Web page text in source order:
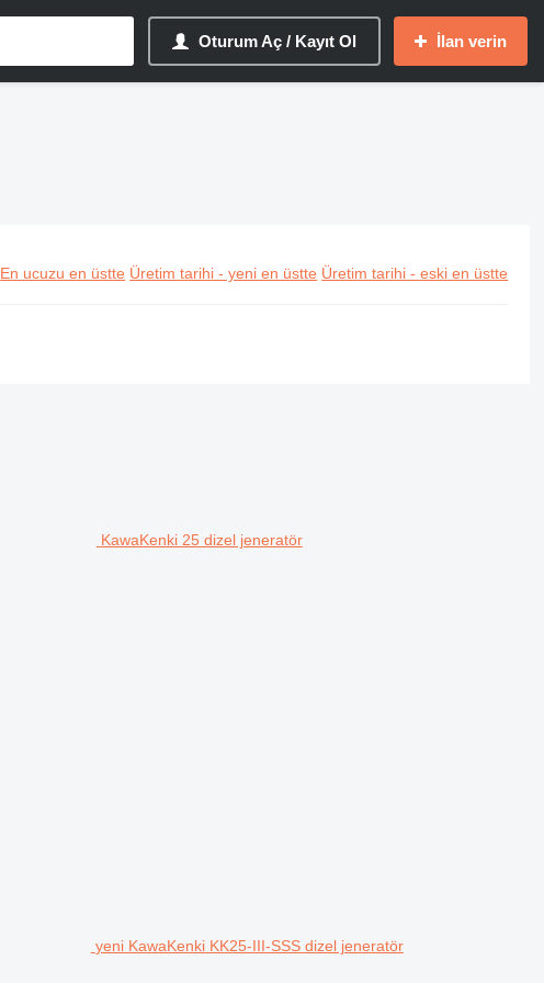
Oturum Aç / Kayıt Ol İlan verin
En ucuzu en üstte Üretim tarihi - yeni en üstte Üretim tarihi - eski en üstte
KawaKenki 25 dizel jeneratör
yeni KawaKenki KK25-III-SSS dizel jeneratör